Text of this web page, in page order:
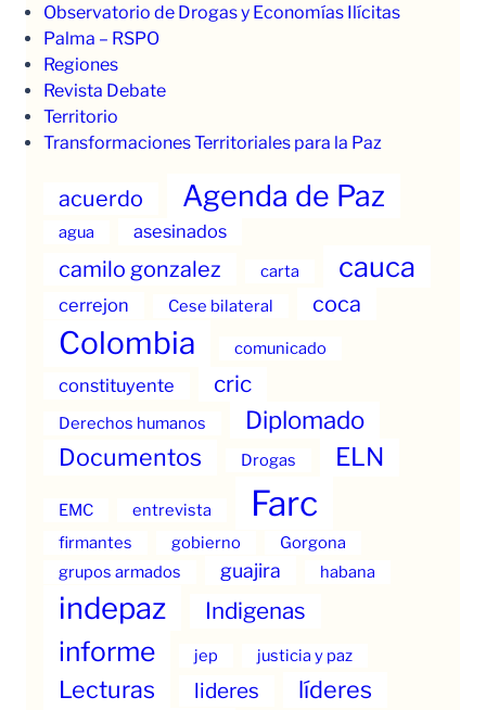
Observatorio de Drogas y Economías Ilícitas
Palma – RSPO
Regiones
Revista Debate
Territorio
Transformaciones Territoriales para la Paz
acuerdo Agenda de Paz
agua asesinados
camilo gonzalez carta cauca
cerrejon Cese bilateral coca
Colombia comunicado
constituyente cric
Derechos humanos Diplomado
Documentos Drogas ELN
EMC entrevista Farc
firmantes gobierno
Gorgona
grupos armados
guajira habana
indepaz Indigenas
informe jep justicia y paz
Lecturas lideres líderes